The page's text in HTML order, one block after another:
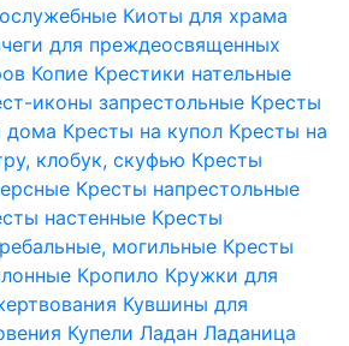
Киоты для храма
для преждеосвященных
Копие Крестики нательные
иконы запрестольные Кресты
дома Кресты на купол Кресты на
клобук, скуфью Кресты
Кресты напрестольные
настенные Кресты
могильные Кресты
Кропило Кружки для
Кувшины для
Купели Ладан Ладаница